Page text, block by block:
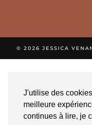
J'utilise des
meilleure
continues à lire, je
© 2026 JESSICA